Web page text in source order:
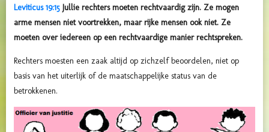
Leviticus 19:15 Jullie rechters moeten rechtvaardig zijn. Ze mogen
arme mensen niet voortrekken, maar rijke mensen ook niet. Ze
moeten over iedereen op een rechtvaardige manier rechtspreken.
Rechters moesten een zaak altijd op zichzelf beoordelen, niet op
basis van het uiterlijk of de maatschappelijke status van de
betrokkenen.